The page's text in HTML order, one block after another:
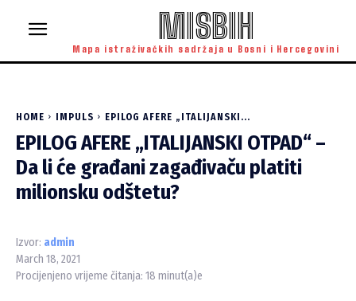
MISBIH
Mapa istraživačkih sadržaja u Bosni i Hercegovini
HOME IMPULS EPILOG AFERE „ITALIJANSKI...
EPILOG AFERE „ITALIJANSKI OTPAD“ –
Da li će građani zagađivaču platiti
milionsku odštetu?
Izvor: admin
March 18, 2021
Procijenjeno vrijeme čitanja: 18 minut(a)e